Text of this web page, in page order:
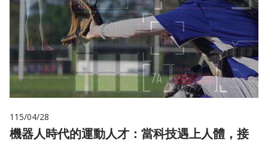
115/04/28
機器人時代的運動人才：當科技遇上人體，接